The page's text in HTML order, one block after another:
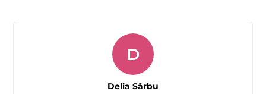
D
Delia Sârbu